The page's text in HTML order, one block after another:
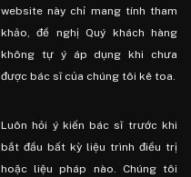
website này chỉ mang tính tham
khảo, đề nghị Quý khách hàng
không tự ý áp dụng khi chưa
được bác sĩ của chúng tôi kê toa.
Luôn hỏi ý kiến ​​bác sĩ trước khi
bắt đầu bất kỳ liệu trình điều trị
hoặc liệu pháp nào. Chúng tôi